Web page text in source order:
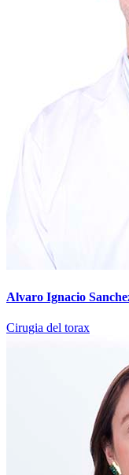
Alvaro Ignacio
Cirugia del torax